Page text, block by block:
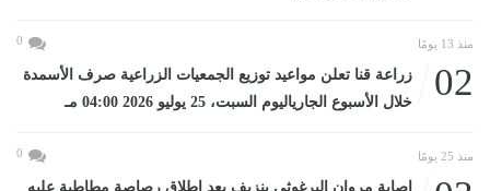
منذ 13 يومًا 0
02
زراعة قنا تعلن مواعيد توزيع الجمعيات الزراعية صرف الأسمدة
خلال الأسبوع الجارياليوم السبت، 25 يوليو 2026 04:00 مـ
منذ 25 يومًا 0
إصابة مروان البرغوثي بنزيف بعد إطلاق رصاصة مطاطية عليه